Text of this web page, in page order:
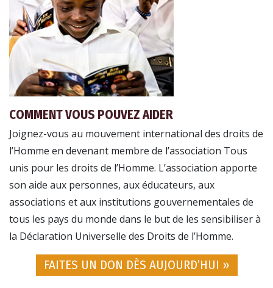
COMMENT VOUS POUVEZ AIDER
Joignez-vous au mouvement international des droits de
l’Homme en devenant membre de l’association Tous
unis pour les droits de l’Homme. L’association apporte
son aide aux personnes, aux éducateurs, aux
associations et aux institutions gouvernementales de
tous les pays du monde dans le but de les sensibiliser à
la Déclaration Universelle des Droits de l’Homme.
FAITES UN DON DÈS AUJOURD’HUI »